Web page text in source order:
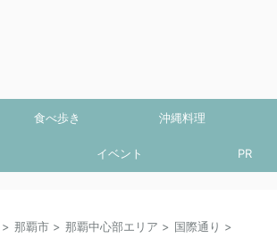
食べ歩き 沖縄料理
イベント PR
> 那覇市 > 那覇中心部エリア > 国際通り >